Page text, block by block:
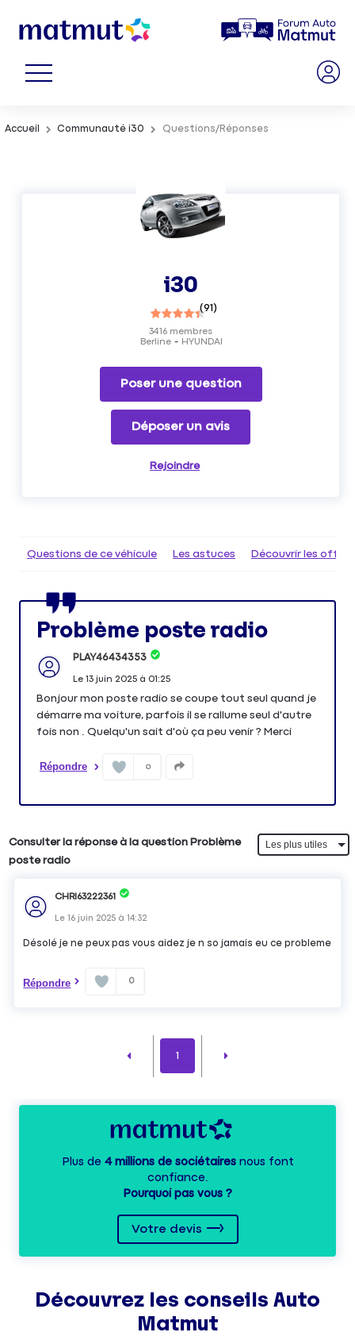
Accueil Communauté i30 Questions/Réponses
i30
(91)
Berline HYUNDAI
3416 membres
Poser une question
Déposer un avis
Rejoindre
Questions de ce véhicule Les astuces Découvrir les
Problème poste radio
PLAY46434353
Le 13 juin 2025à 01:25
Bonjour mon poste radio se coupe tout seul quand je
démarre ma voiture, parfois il se rallume seul d'autre
fois non . Quelqu'un sait d'où ça peu venir ? Merci
Répondre 0
Consulter la réponse à la question Problème
poste radio
CHRI63222361
Le16 juin 2025 à14:32
Désolé je ne peux pas vous aidez je n so jamais eu ce probleme
Répondre 0
1
Plus de 4 millions de sociétairesnous font
confiance.
Pourquoi pas vous ?
Votre devis
Découvrez les conseils Auto
Matmut